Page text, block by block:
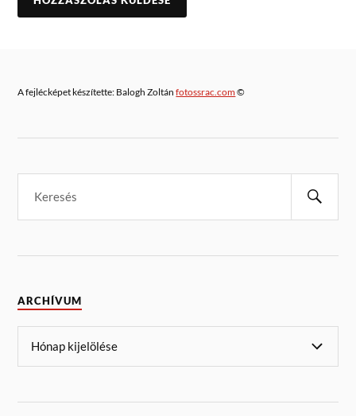
A fejlécképet készítette: Balogh Zoltánfotossrac.com©
ARCHÍVUM